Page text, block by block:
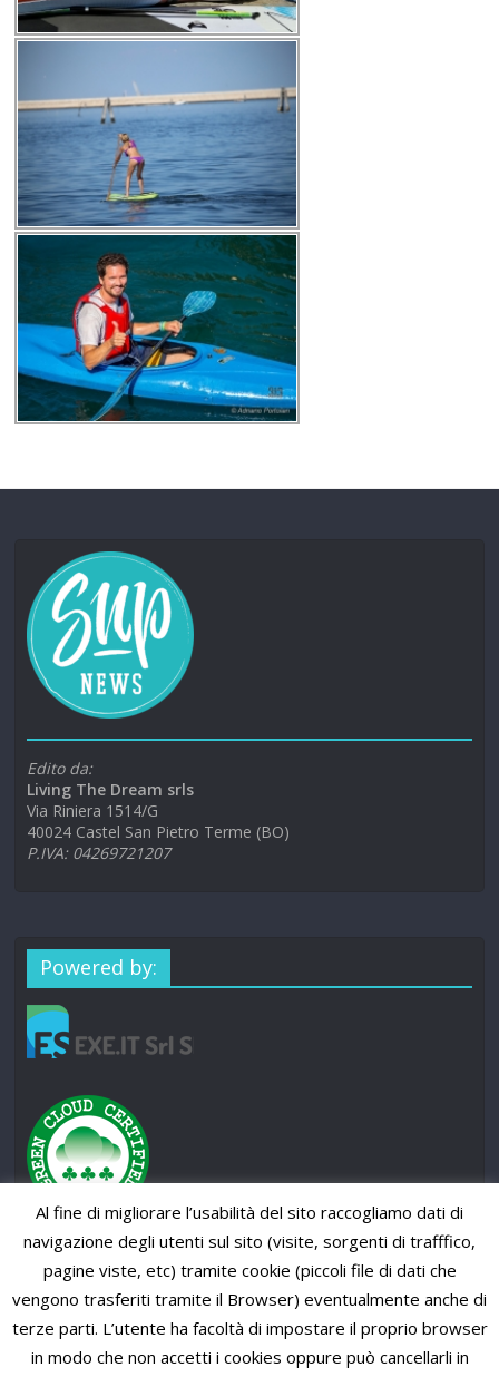
Edito da:
Living The Dream srls
Via Riniera 1514/G
40024 Castel San Pietro Terme (BO)
P.IVA: 04269721207
Powered by:
Al fine di migliorare l’usabilità del sito raccogliamo dati di
navigazione degli utenti sul sito (visite, sorgenti di trafffico,
pagine viste, etc) tramite cookie (piccoli file di dati che
vengono trasferiti tramite il Browser) eventualmente anche di
terze parti. L’utente ha facoltà di impostare il proprio browser
in modo che non accetti i cookies oppure può cancellarli in